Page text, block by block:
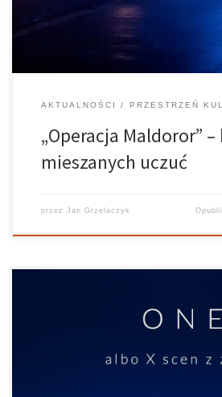
AKTUALNOŚCI PRZESTRZEŃ
„Operacja Maldoror”
mieszanych uczuć
przez Jan Grzelaczyk
Przestrzeń Kultury — 14.03.2018
Banasiewicz Realizuje: Paweł Grendysa
gośćmi Eva Mackevica i Daria
były: Justyna Machaj i Małgorzata Lasota